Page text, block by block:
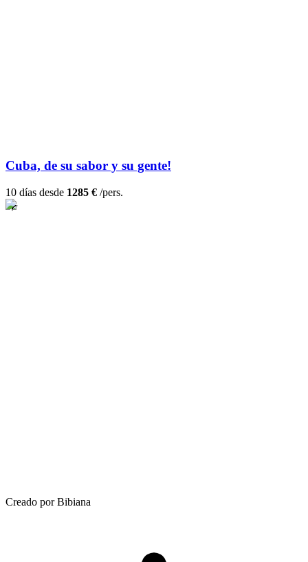
Cuba, de su sabor y su gente!
10 días desde 1285 € /pers.
Creado por Bibiana